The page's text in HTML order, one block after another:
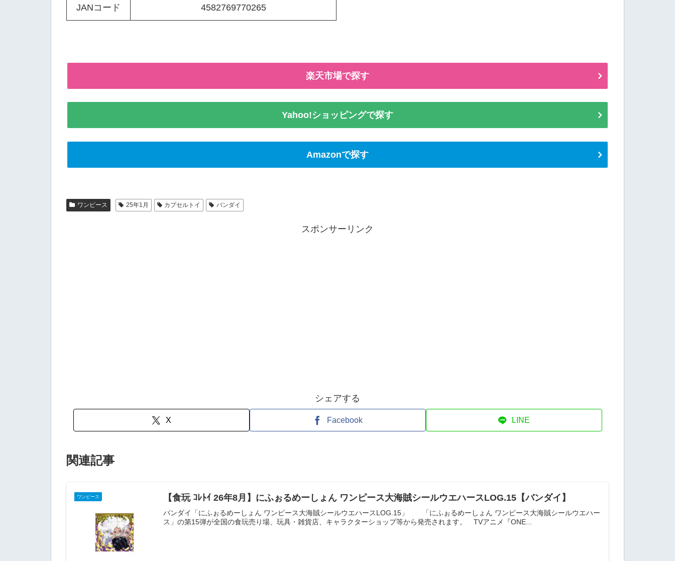
JANコード 4582769770265
楽天市場で探す
Yahoo!ショッピングで探す
Amazonで探す
ワンピース 25年1月 カプセルトイ バンダイ
スポンサーリンク
シェアする
X Facebook LINE
関連記事
ワンピース 【食玩 ｺﾚﾄｲ 26年8月】にふぉるめーしょん ワンピース大海賊シールウエハースLOG.15【バンダイ】
バンダイ「にふぉるめーしょん ワンピース大海賊シールウエハースLOG.15」 「にふぉるめーしょん ワンピース大海賊シールウエハー
ス」の第15弾が全国の食玩売り場、玩具・雑貨店、キャラクターショップ等から発売されます。 TVアニメ『ONE...